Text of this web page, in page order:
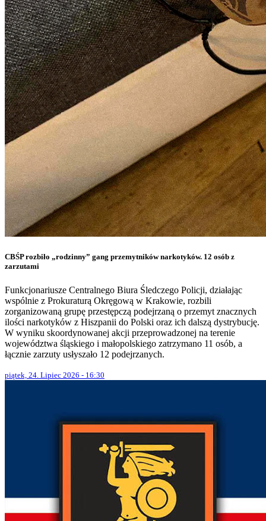
CBŚP rozbiło „rodzinny” gang przemytników narkotyków. 12 osób z
zarzutami
Funkcjonariusze Centralnego Biura Śledczego Policji, działając
wspólnie z Prokuraturą Okręgową w Krakowie, rozbili
zorganizowaną grupę przestępczą podejrzaną o przemyt znacznych
ilości narkotyków z Hiszpanii do Polski oraz ich dalszą dystrybucję.
W wyniku skoordynowanej akcji przeprowadzonej na terenie
województwa śląskiego i małopolskiego zatrzymano 11 osób, a
łącznie zarzuty usłyszało 12 podejrzanych.
piątek, 24. Lipiec 2026 - 16:30